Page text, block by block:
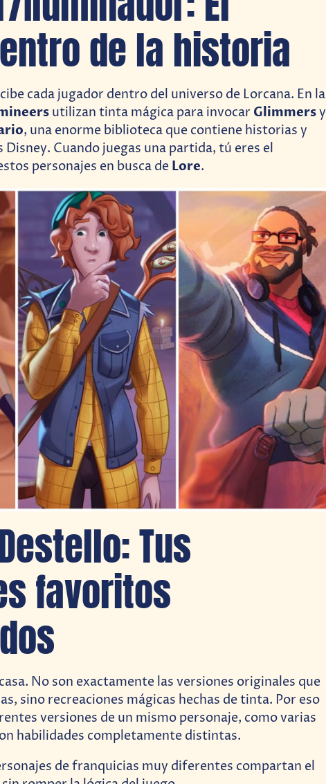
de la historia
cada jugador dentro del universo de Lorcana. En la
utilizan tinta mágica para invocar Glimmersy
, una enorme biblioteca que contiene historias y
Cuando juegas una partida, tú eres el
personajes en busca de Lore.
Tus
favoritos
No son exactamente las versiones originales que
sino recreaciones mágicas hechas de tinta. Por eso
versiones de un mismo personaje, como varias
habilidades completamente distintas.
de franquicias muy diferentes compartan el